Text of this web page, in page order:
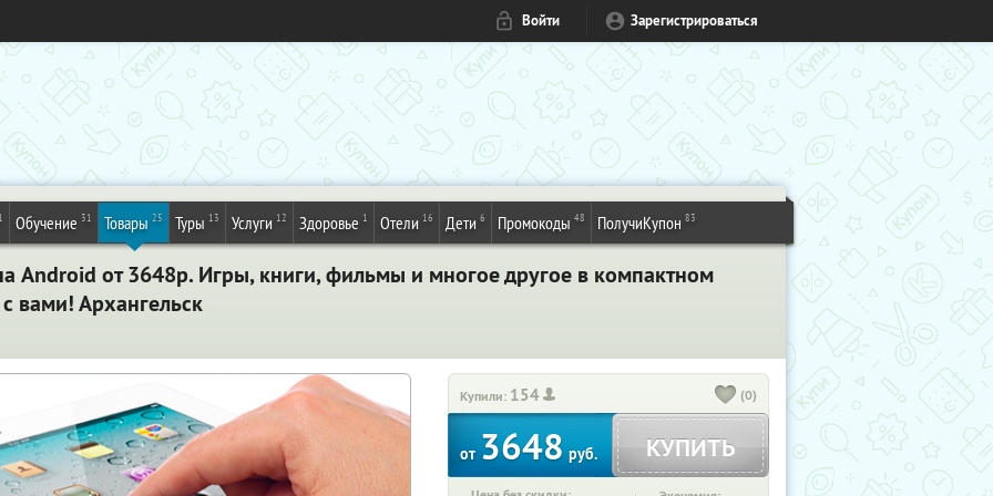
Войти Зарегистрироваться
Обучение 31 Товары 25 Туры 13 Услуги 12 Здоровье 1 Отели 16 Дети 6 Промокоды 48 ПолучиКупон 83
Android от 3648р. Игры, книги, фильмы и многое другое в компактном
вами! Архангельск
Купили: 154 (0)
от 3648 руб. КУПИТЬ